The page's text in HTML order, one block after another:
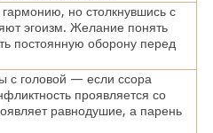
но столкнувшись с
эгоизм. Желание понять
постоянную оборону перед
с головой — если ссора
проявляется со
равнодушие, а парень